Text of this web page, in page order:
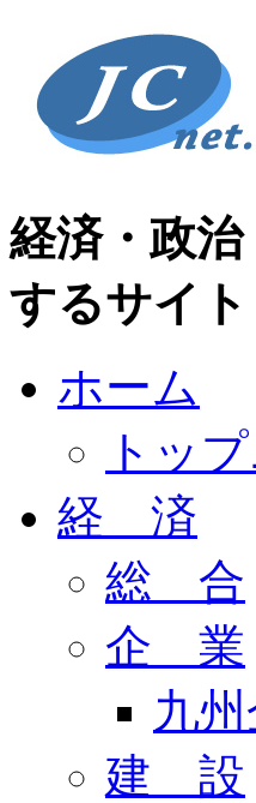
経済・政
するサイト
ホーム
トッ
経 済
総 合
企 業
九
建 設